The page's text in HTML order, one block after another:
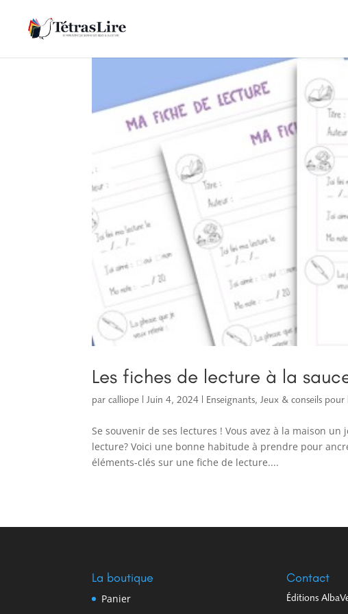
Les fiches de lecture à la
parcalliope |Juin 4, 2024 | Enseignants,Jeux & conseils pour
Se souvenir de ses lectures ! Vous avez à la maison
lecture? Voici une bonne habitude à prendre pour
éléments-clés sur une fiche de lecture....
La boutique
Panier
Contact
Éditions